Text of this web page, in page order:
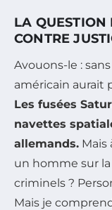
LA QUESTION
CONTRE
Avouons-le :
américain aurait
Les fusées
navettes
allemands. Mais
un homme sur
criminels ?
Mais je